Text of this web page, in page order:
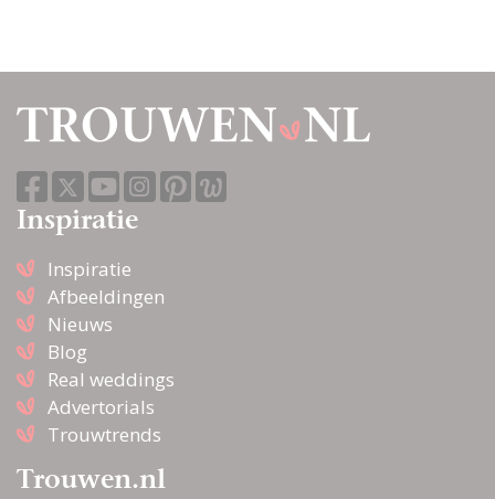
Inspiratie
Inspiratie
Afbeeldingen
Nieuws
Blog
Real weddings
Advertorials
Trouwtrends
Trouwen.nl